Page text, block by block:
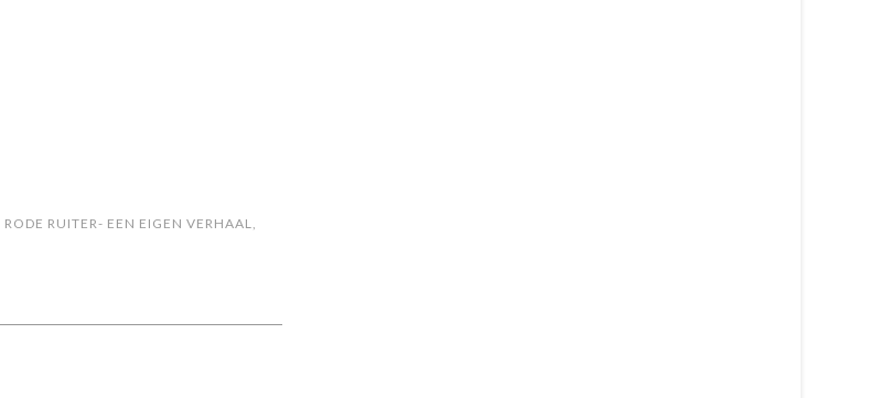
RODE RUITER- EEN EIGEN VERHAAL,